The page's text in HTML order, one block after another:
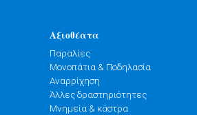
Αξιοθέατα
Παραλίες
Μονοπάτια & Ποδηλασία
Αναρρίχηση
Άλλες δραστηριότητες
Μνημεία & κάστρα